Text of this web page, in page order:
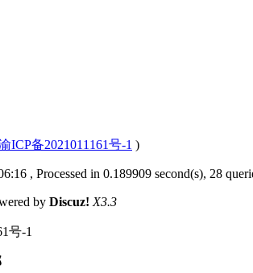
ICP备2021011161号-1 )
, Processed in 0.189909 second(s), 28
by Discuz! X3.3
号-1